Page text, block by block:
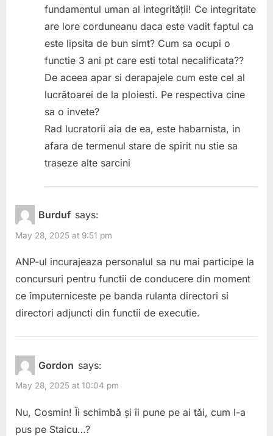
fundamentul uman al integrității! Ce integritate
are lore corduneanu daca este vadit faptul ca
este lipsita de bun simt? Cum sa ocupi o
functie 3 ani pt care esti total necalificata??
De aceea apar si derapajele cum este cel al
lucrătoarei de la ploiesti. Pe respectiva cine
sa o invete?
Rad lucratorii aia de ea, este habarnista, in
afara de termenul stare de spirit nu stie sa
traseze alte sarcini
Burduf says:
May 28, 2025 at 9:51 pm
ANP-ul incurajeaza personalul sa nu mai participe la
concursuri pentru functii de conducere din moment
ce împuterniceste pe banda rulanta directori si
directori adjuncti din functii de executie.
Gordon says:
May 28, 2025 at 10:04 pm
Nu, Cosmin! Îi schimbă și îi pune pe ai tăi, cum l-a
pus pe Staicu…?